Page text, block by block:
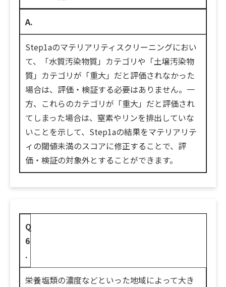
A.
Step1aのマテリアリティスクリーニングにおい
て、「水質汚染物質」カテゴリや「土壌汚染物
質」カテゴリが「重大」だと評価されなかった
場合は、評価・検証する必要はありません。一
方、これらのカテゴリが「重大」だと評価され
てしまった場合は、窒素やリンを排出していな
いことを示して、Step1aの結果をマテリアリテ
ィの閾値未満のスコアに修正することで、評
価・検証の対象外とすることができます。
Q
6
.
栄養塩類の濃度などといった地域によって大き